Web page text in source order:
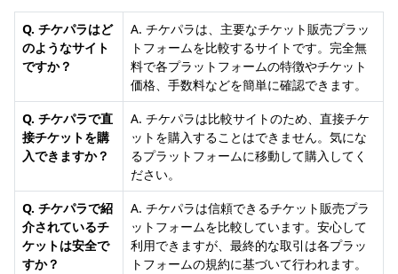
Q. チケパラはど
のようなサイト
ですか？
A. チケパラは、主要なチケット販売プラッ
トフォームを比較するサイトです。完全無
料で各プラットフォームの特徴やチケット
価格、手数料などを簡単に確認できます。
Q. チケパラで直
接チケットを購
入できますか？
A. チケパラは比較サイトのため、直接チケ
ットを購入することはできません。気にな
るプラットフォームに移動して購入してく
ださい。
Q. チケパラで紹
介されているチ
ケットは安全で
すか？
A. チケパラは信頼できるチケット販売プラ
ットフォームを比較しています。安心して
利用できますが、最終的な取引は各プラッ
トフォームの規約に基づいて行われます。